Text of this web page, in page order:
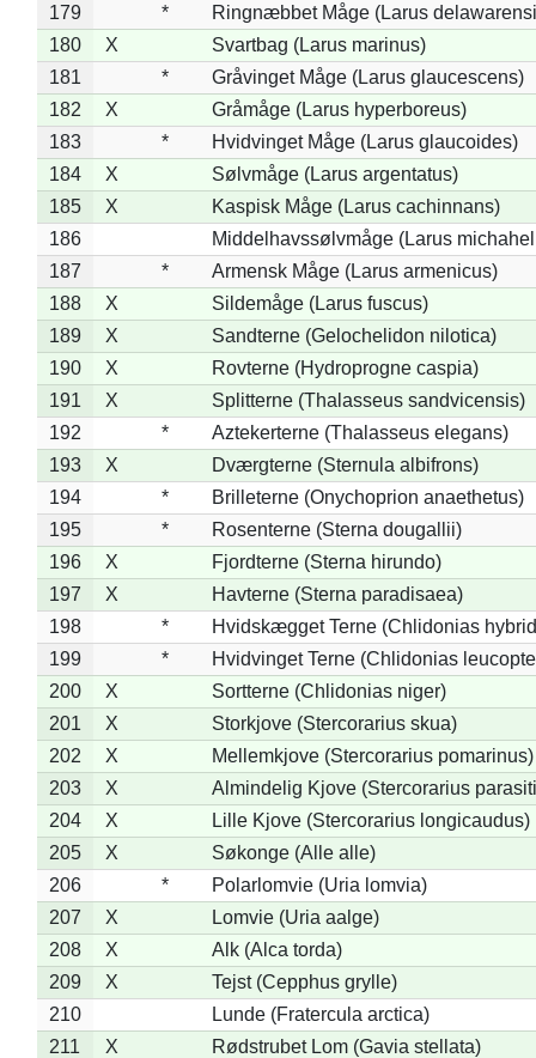
179
*
Ringnæbbet Måge (Larus
180
X
Svartbag (Larus marinus)
181
*
Gråvinget Måge (Larus glaucescens)
182
X
Gråmåge (Larus hyperboreus)
183
*
Hvidvinget Måge (Larus glaucoides)
184
X
Sølvmåge (Larus argentatus)
185
X
Kaspisk Måge (Larus cachinnans)
186
Middelhavssølvmåge (Larus
187
*
Armensk Måge (Larus armenicus)
188
X
Sildemåge (Larus fuscus)
189
X
Sandterne (Gelochelidon nilotica)
190
X
Rovterne (Hydroprogne caspia)
191
X
Splitterne (Thalasseus sandvicensis)
192
*
Aztekerterne (Thalasseus elegans)
193
X
Dværgterne (Sternula albifrons)
194
*
Brilleterne (Onychoprion anaethetus)
195
*
Rosenterne (Sterna dougallii)
196
X
Fjordterne (Sterna hirundo)
197
X
Havterne (Sterna paradisaea)
198
*
Hvidskægget Terne (Chlidonias
199
*
Hvidvinget Terne (Chlidonias
200
X
Sortterne (Chlidonias niger)
201
X
Storkjove (Stercorarius skua)
202
X
Mellemkjove (Stercorarius pomarinus)
203
X
Almindelig Kjove (Stercorarius
204
X
Lille Kjove (Stercorarius longicaudus)
205
X
Søkonge (Alle alle)
206
*
Polarlomvie (Uria lomvia)
207
X
Lomvie (Uria aalge)
208
X
Alk (Alca torda)
209
X
Tejst (Cepphus grylle)
210
Lunde (Fratercula arctica)
211
X
Rødstrubet Lom (Gavia stellata)